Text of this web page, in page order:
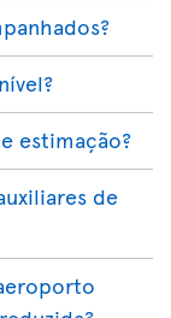
estimação?
de